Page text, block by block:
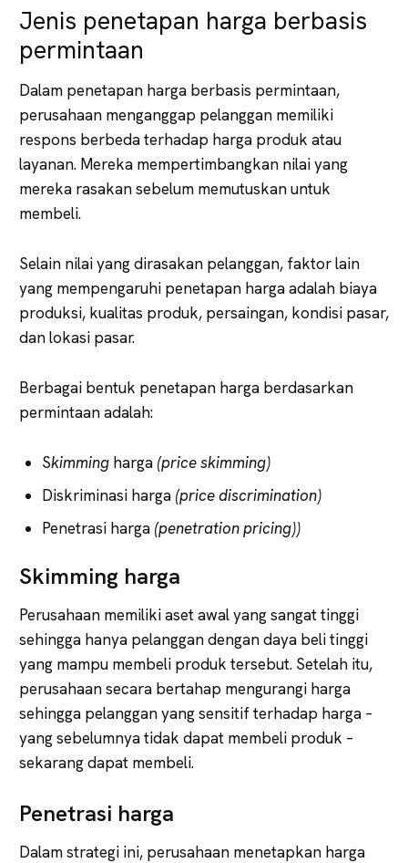
Jenis penetapan harga berbasis
permintaan
Dalam penetapan harga berbasis permintaan,
perusahaan menganggap pelanggan memiliki
respons berbeda terhadap harga produk atau
layanan. Mereka mempertimbangkan nilai yang
mereka rasakan sebelum memutuskan untuk
membeli.
Selain nilai yang dirasakan pelanggan, faktor lain
yang mempengaruhi penetapan harga adalah biaya
produksi, kualitas produk, persaingan, kondisi pasar,
dan lokasi pasar.
Berbagai bentuk penetapan harga berdasarkan
permintaan adalah:
Skimming harga (price skimming)
Diskriminasi harga (price discrimination)
Penetrasi harga (penetration pricing))
Skimming harga
Perusahaan memiliki aset awal yang sangat tinggi
sehingga hanya pelanggan dengan daya beli tinggi
yang mampu membeli produk tersebut. Setelah itu,
perusahaan secara bertahap mengurangi harga
sehingga pelanggan yang sensitif terhadap harga –
yang sebelumnya tidak dapat membeli produk –
sekarang dapat membeli.
Penetrasi harga
Dalam strategi ini, perusahaan menetapkan harga